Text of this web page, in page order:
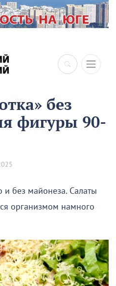
×
без
фигуры 90-
и без майонеза. Салаты
организмом намного